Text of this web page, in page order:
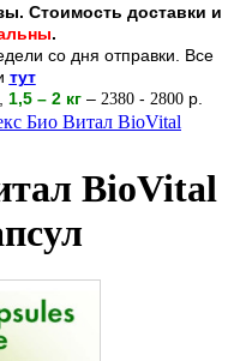
Стоимость доставки и
.
со дня отправки. Все
тут
1,5 – 2 кг – 2380 - 2800 р.
Био Витал BioVital
BioVital